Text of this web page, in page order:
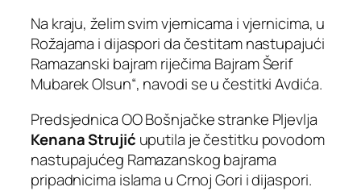
Na kraju, želim svim vjernicama i vjernicima, u
Rožajama i dijaspori da čestitam nastupajući
Ramazanski bajram riječima Bajram Šerif
Mubarek Olsun“, navodi se u čestitki Avdića.
Predsjednica OO Bošnjačke stranke Pljevlja
Kenana Strujić uputila je čestitku povodom
nastupajućeg Ramazanskog bajrama
pripadnicima islama u Crnoj Gori i dijaspori.